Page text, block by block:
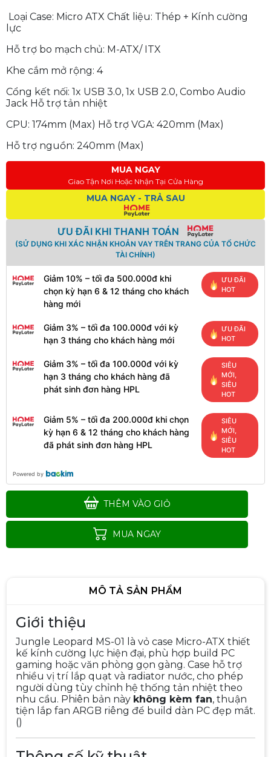
Loại Case: Micro ATX Chất liệu: Thép + Kính cường
lực
Hỗ trợ bo mạch chủ: M-ATX/ ITX
Khe cắm mở rộng: 4
Cổng kết nối: 1x USB 3.0, 1x USB 2.0, Combo Audio
Jack Hỗ trợ tản nhiệt
CPU: 174mm (Max) Hỗ trợ VGA: 420mm (Max)
Hỗ trợ nguồn: 240mm (Max)
MUA NGAY
Giao Tận Nơi Hoặc Nhận Tại Cửa Hàng
MUA NGAY - TRẢ SAU
ƯU ĐÃI KHI THANH TOÁN
(SỬ DỤNG KHI XÁC NHẬN KHOẢN VAY TRÊN TRANG CỦA TỔ CHỨC
TÀI CHÍNH)
Giảm 10% – tối đa 500.000đ khi
chọn kỳ hạn 6 & 12 tháng cho khách
hàng mới
ƯU ĐÃI
HOT
Giảm 3% – tối đa 100.000đ với kỳ
hạn 3 tháng cho khách hàng mới
ƯU ĐÃI
HOT
Giảm 3% – tối đa 100.000đ với kỳ
hạn 3 tháng cho khách hàng đã
phát sinh đơn hàng HPL
SIÊU
MỚI,
SIÊU
HOT
Giảm 5% – tối đa 200.000đ khi chọn
kỳ hạn 6 & 12 tháng cho khách hàng
đã phát sinh đơn hàng HPL
SIÊU
MỚI,
SIÊU
HOT
Powered by
THÊM VÀO GIỎ
MUA NGAY
MÔ TẢ SẢN PHẨM
Giới thiệu
Jungle Leopard MS-01 là vỏ case Micro-ATX thiết
kế kính cường lực hiện đại, phù hợp build PC
gaming hoặc văn phòng gọn gàng. Case hỗ trợ
nhiều vị trí lắp quạt và radiator nước, cho phép
người dùng tùy chỉnh hệ thống tản nhiệt theo
nhu cầu. Phiên bản này không kèm fan, thuận
tiện lắp fan ARGB riêng để build dàn PC đẹp mắt.
()
Vỏ Case Xigmatek Cubi M NANO
Black EN44953 (MATX, Trắng/
Đen) Case Bể Cá
690.000đ 890.000đ